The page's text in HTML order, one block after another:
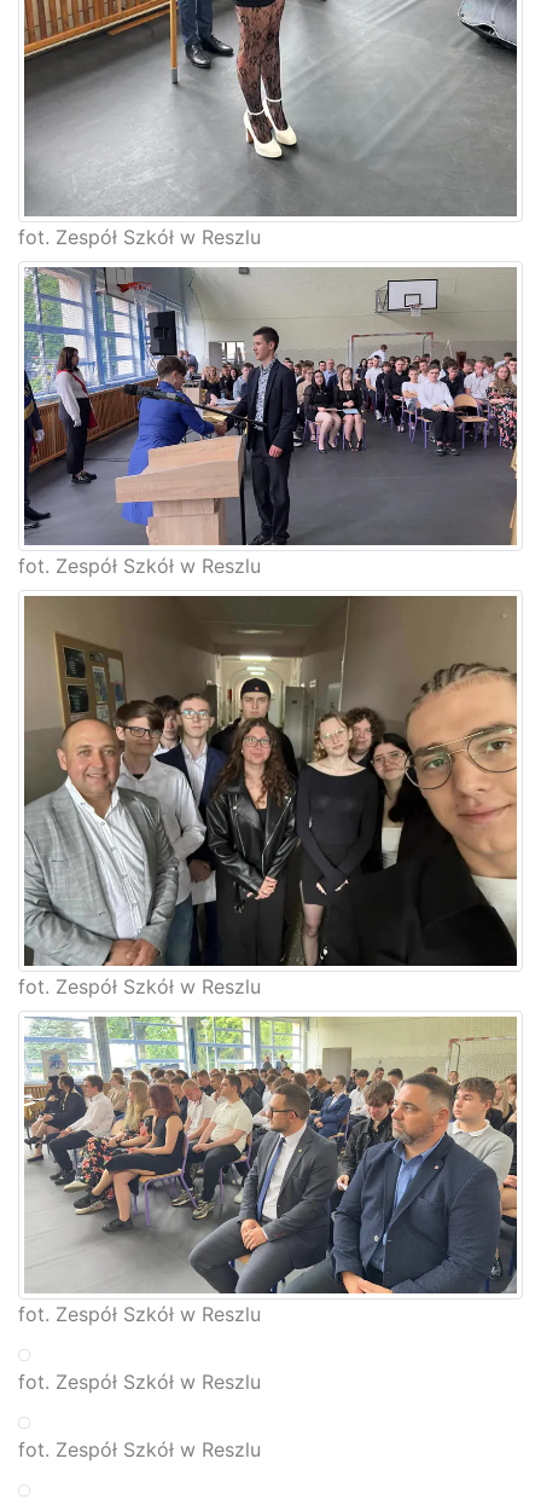
fot. Zespół Szkół w Reszlu
fot. Zespół Szkół w Reszlu
fot. Zespół Szkół w Reszlu
fot. Zespół Szkół w Reszlu
fot. Zespół Szkół w Reszlu
fot. Zespół Szkół w Reszlu